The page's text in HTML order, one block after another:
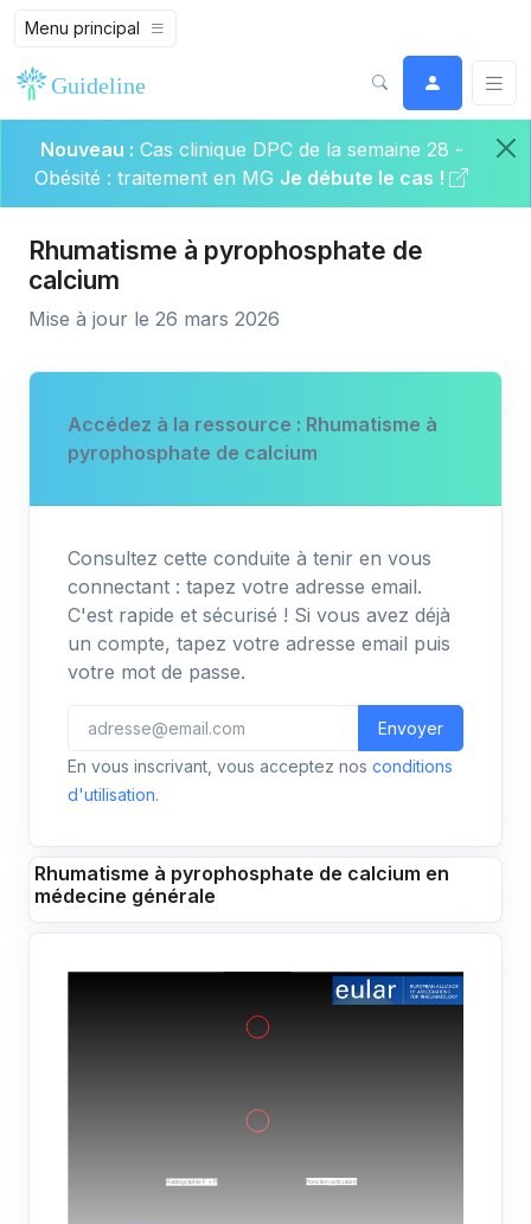
Menu principal
Nouveau : Cas clinique DPC de la semaine 28 -
Obésité : traitement en MG Je débute le cas !
Rhumatisme à pyrophosphate de
calcium
Mise à jour le 26 mars 2026
Accédez à la ressource : Rhumatisme à
pyrophosphate de calcium
Consultez cette conduite à tenir en vous
connectant : tapez votre adresse email.
C'est rapide et sécurisé ! Si vous avez déjà
un compte, tapez votre adresse email puis
votre mot de passe.
Envoyer
En vous inscrivant, vous acceptez nos conditions
d'utilisation.
Rhumatisme à pyrophosphate de calcium en
médecine générale